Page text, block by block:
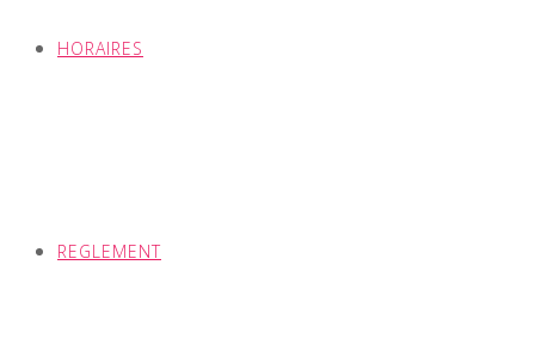
HORAIRES
REGLEMENT